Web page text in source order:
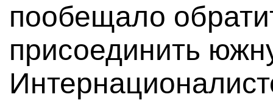
пообещало
присоединить